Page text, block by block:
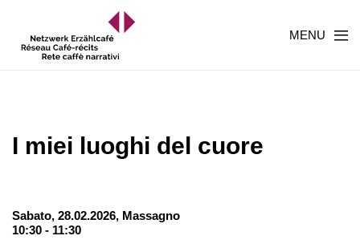
MENU
I miei luoghi del cuore
Sabato, 28.02.2026, Massagno
10:30 - 11:30